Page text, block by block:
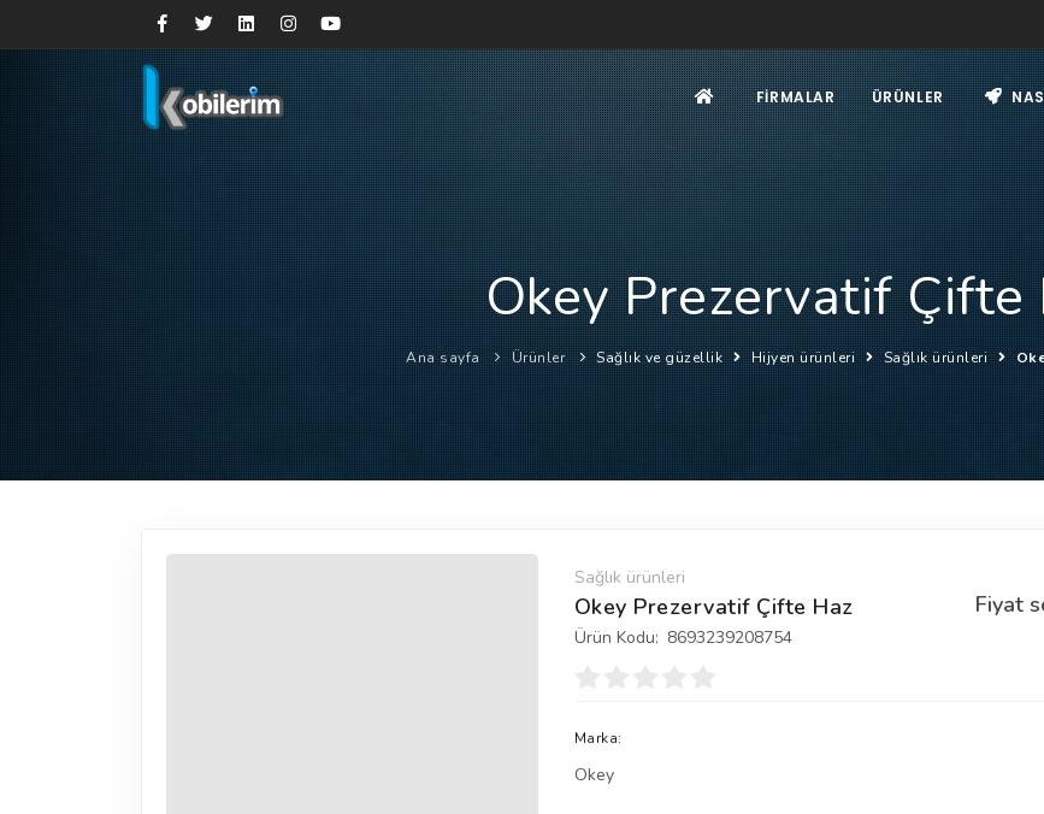
FIRMALAR ÜRÜNLER
Okey Prezervatif Çifte
Ana sayfa Ürünler Sağlık ve güzellik Hijyen ürünleri Sağlık ürünleri
Sağlık ürünleri
Fiyat
Okey Prezervatif Çifte Haz
Ürün Kodu: 8693239208754
Marka:
Okey